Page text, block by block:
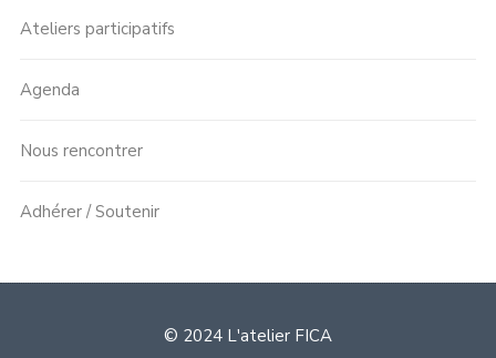
Ateliers participatifs
Agenda
Nous rencontrer
Adhérer / Soutenir
© 2024 L'atelier FICA